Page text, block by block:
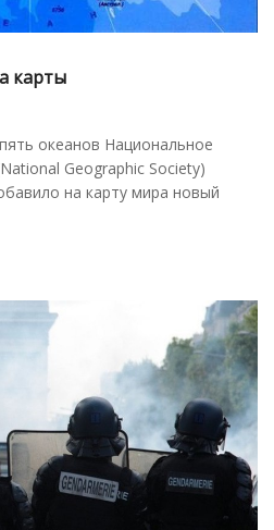
карты
океанов Национальное
Geographic Society)
на карту мира новый